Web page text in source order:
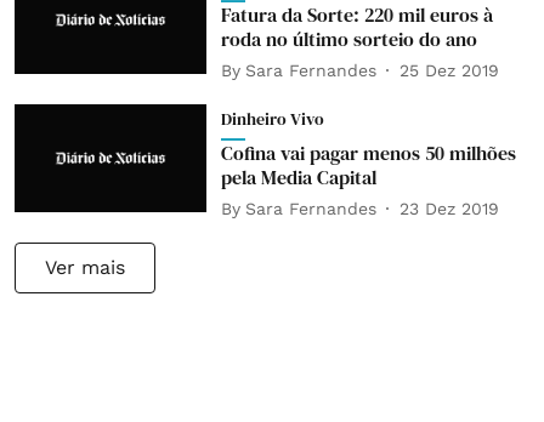
Fatura da Sorte: 220 mil euros à
roda no último sorteio do ano
By Sara Fernandes 25 Dez 2019
Dinheiro Vivo
Cofina vai pagar menos 50 milhões
pela Media Capital
By Sara Fernandes 23 Dez 2019
Ver mais